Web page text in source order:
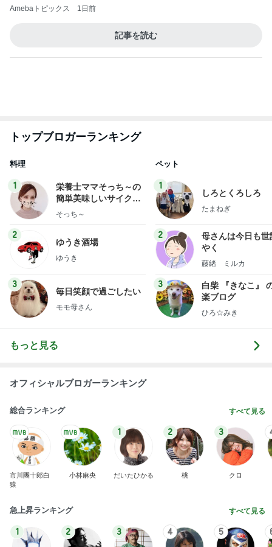
Amebaトピックス 1日前
記事を読む
トップブロガーランキング
料理
1
栄養士ママそっち～の
簡単美味しいサイクル
献立
そっち～
2
ゆうき酒場
ゆうき
3
毎日笑顔で過ごしたい
モモ母さん
ペット
1
しろとくろしろ
たまねぎ
2
母さんは今日も世
やく
藤緒 ミルカ
3
白柴 『きなこ』
楽ブログ
ひろ☆みき
もっと見る
オフィシャルブロガーランキング
総合ランキング すべて見る
市川團十郎白
猿
小林麻央
1
だいたひかる
2
桃
3
クロ
急上昇ランキング すべて見る
1 2 3 4 5